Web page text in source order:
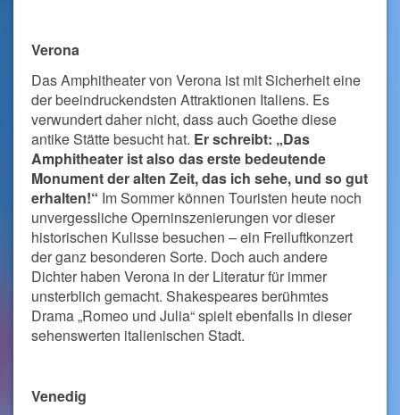
Verona
Das Amphitheater von Verona ist mit Sicherheit eine
der beeindruckendsten Attraktionen Italiens. Es
verwundert daher nicht, dass auch Goethe diese
antike Stätte besucht hat. Er schreibt: „Das
Amphitheater ist also das erste bedeutende
Monument der alten Zeit, das ich sehe, und so gut
erhalten!“ Im Sommer können Touristen heute noch
unvergessliche Operninszenierungen vor dieser
historischen Kulisse besuchen – ein Freiluftkonzert
der ganz besonderen Sorte. Doch auch andere
Dichter haben Verona in der Literatur für immer
unsterblich gemacht. Shakespeares berühmtes
Drama „Romeo und Julia“ spielt ebenfalls in dieser
sehenswerten italienischen Stadt.
Venedig